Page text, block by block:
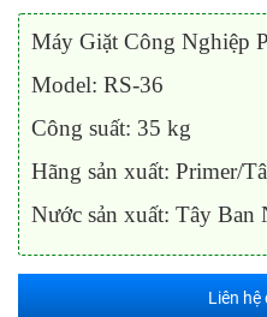
Máy Giặt Công Nghiệp
Model: RS-36
Công suất: 35 kg
Hãng sản xuất: Primer/
Nước sản xuất: Tây Ban
Liên hệ